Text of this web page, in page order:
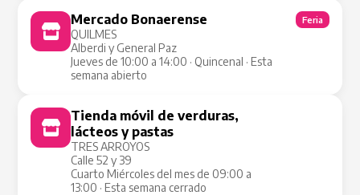
Mercado Bonaerense
QUILMES
Alberdi y General Paz
Jueves de 10:00 a 14:00 · Quincenal · Esta
semana abierto
Feria
Tienda móvil de verduras,
lácteos y pastas
TRES ARROYOS
Calle 52 y 39
Cuarto Miércoles del mes de 09:00 a
13:00 · Esta semana cerrado